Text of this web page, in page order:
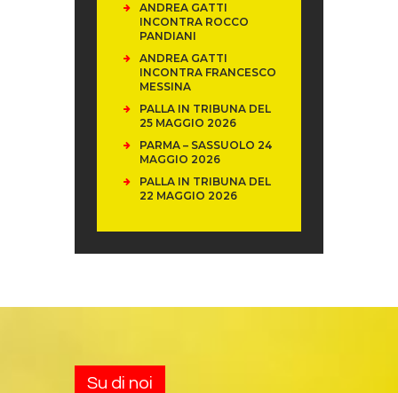
ANDREA GATTI
INCONTRA ROCCO
PANDIANI
ANDREA GATTI
INCONTRA FRANCESCO
MESSINA
PALLA IN TRIBUNA DEL
25 MAGGIO 2026
PARMA – SASSUOLO 24
MAGGIO 2026
PALLA IN TRIBUNA DEL
22 MAGGIO 2026
Su di noi